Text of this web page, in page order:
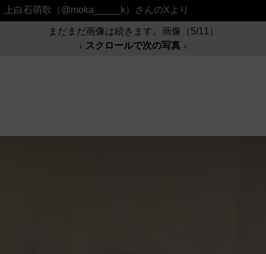
上白石萌歌（@moka_____k）さんのXより
まだまだ画像は続きます。画像（5/11）
↓ スクロールで次の写真 ↓